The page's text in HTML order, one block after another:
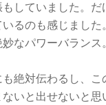
していました。だ
るのも感じました
なパワーバランス。
絶対伝わるし、こ
いと出せないと思